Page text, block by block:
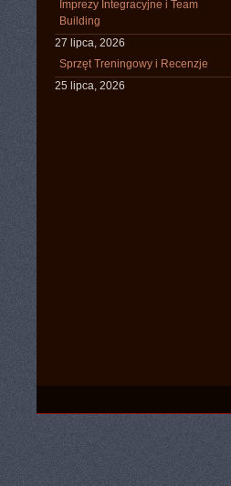
Imprezy Integracyjne i Team
Building
27 lipca, 2026
Sprzęt Treningowy i Recenzje
25 lipca, 2026